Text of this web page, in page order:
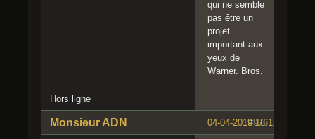
qui ne semble
pas être un
projet
important aux
yeux de
Warner. Bros.
Hors ligne
#976
04-04-2019 18:12:08
Monsieur ADN